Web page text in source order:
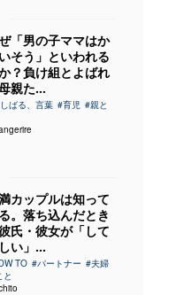
「男の子ママはか
そう」といわれる
？負け組とよばれ
親た...
ばる、言葉 #育児 #親と
カップルは知って
。落ち込んだとき
氏・彼女が「して
い」...
TO #パートナー #夫婦
と